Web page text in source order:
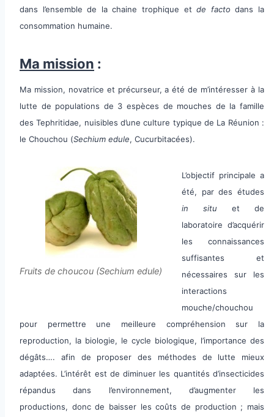
dans l’ensemble de la chaine trophique etde facto dans la
consommation humaine.
Ma mission :
Ma mission, novatrice et précurseur, a été de m’intéresser à la
lutte de populations de 3 espèces de mouches de la famille
des Tephritidae, nuisibles d’une culture typique de La Réunion :
le Chouchou (Sechium edule, Cucurbitacées).
Fruits de choucou (Sechium edule)
L’objectif principale a
été, par des études
in situ et de
laboratoire d’acquérir
les connaissances
suffisantes et
nécessaires sur les
interactions
mouche/chouchou
pour permettre une meilleure compréhension sur la
reproduction, la biologie, le cycle biologique, l’importance des
dégâts…. afin de proposer des méthodes de lutte mieux
adaptées. L’intérêt est de diminuer les quantités d’insecticides
répandus dans l’environnement, d’augmenter les
productions, donc de baisser les coûts de production ; mais